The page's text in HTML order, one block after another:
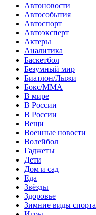
Автоновости
Автособытия
Автоспорт
Автоэксперт
Актеры
Аналитика
Баскетбол
Безумный мир
Биатлон/Лыжи
Бокс/MMA
В мире
В России
В России
Вещи
Военные новости
Волейбол
Гаджеты
Дети
Дом и сад
Еда
Звёзды
Здоровье
Зимние виды спорта